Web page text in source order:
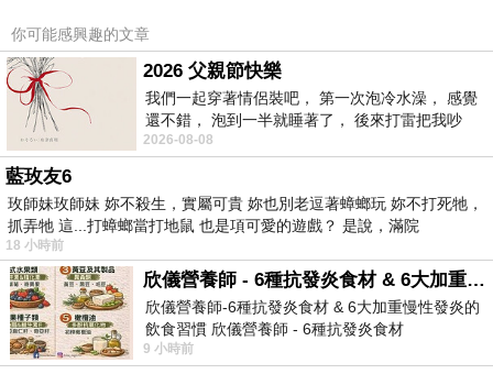
是長大一小段的獨語
你可能感興趣的文章
2026 父親節快樂
我們一起穿著情侶裝吧， 第一次泡冷水澡， 感覺
還不錯， 泡到一半就睡著了， 後來打雷把我吵
醒， 手
2026-08-08
藍玫友6
玫師妹玫師妹 妳不殺生，實屬可貴 妳也別老逗著蟑螂玩 妳不打死牠，
抓弄牠 這...打蟑螂當打地鼠 也是項可愛的遊戲？ 是說，滿院
18 小時前
欣儀營養師 - 6種抗發炎食材 & 6大加重慢性發炎的飲食習慣
欣儀營養師-6種抗發炎食材 & 6大加重慢性發炎的
飲食習慣 欣儀營養師 - 6種抗發炎食材
https://www.facebook.com/photo/?fbid=147
9 小時前